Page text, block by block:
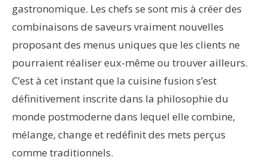
gastronomique. Les chefs se sont mis à créer des
combinaisons de saveurs vraiment nouvelles
proposant des menus uniques que les clients ne
pourraient réaliser eux-même ou trouver ailleurs.
C’est à cet instant que la cuisine fusion s’est
définitivement inscrite dans la philosophie du
monde postmoderne dans lequel elle combine,
mélange, change et redéfinit des mets perçus
comme traditionnels.